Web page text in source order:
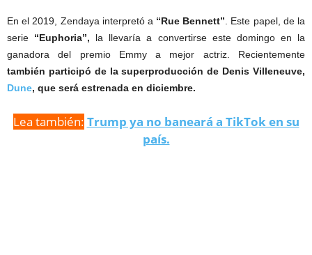
En el 2019, Zendaya interpretó a “Rue Bennett”. Este papel, de la
serie “Euphoria”, la llevaría a convertirse este domingo en la
ganadora del premio Emmy a mejor actriz. Recientemente
también participó de la superproducción de Denis Villeneuve,
Dune, que será estrenada en diciembre.
Lea también: Trump ya no baneará a TikTok en su
país.